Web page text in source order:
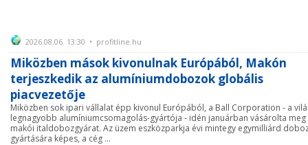
2026.08.06. 13:30 • profitline.hu
Miközben mások kivonulnak Európából, Makón
terjeszkedik az alumíniumdobozok globális
piacvezetője
Miközben sok ipari vállalat épp kivonul Európából, a Ball Corporation - a
legnagyobb alumíniumcsomagolás-gyártója - idén januárban vásárolta meg
makói italdobozgyárat. Az üzem eszközparkja évi mintegy egymilliárd
gyártására képes, a cég ...